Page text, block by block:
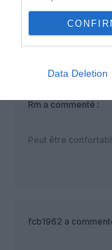
Data Deletion
Déjà que je doute
l’intelligence
Rm a commenté :
Peut être
fcb1962 a